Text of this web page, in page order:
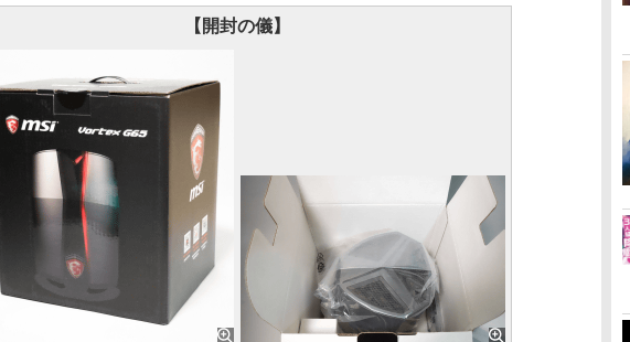
【開封の儀】